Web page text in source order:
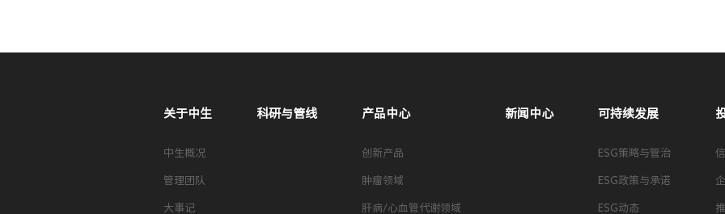
关于中生
中生概况
管理团队
大事记
科研与管线 产品中心
创新产品
肿瘤领域
肝病/心血管代谢领域
新闻中心 可持续发展
ESG策略与管治
ESG政策与承诺
ESG动态